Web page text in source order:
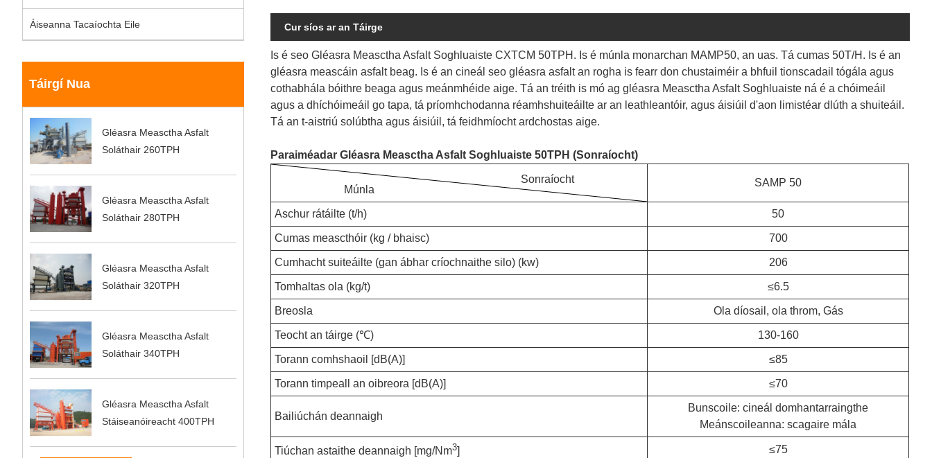
Áiseanna Tacaíochta Eile
Táirgí Nua
Gléasra Measctha Asfalt
Soláthair 260TPH
Gléasra Measctha Asfalt
Soláthair 280TPH
Gléasra Measctha Asfalt
Soláthair 320TPH
Gléasra Measctha Asfalt
Soláthair 340TPH
Gléasra Measctha Asfalt
Stáiseanóireacht 400TPH
Cur síos ar an Táirge
Is é seo Gléasra Measctha Asfalt Soghluaiste CXTCM 50TPH. Is é múnla monarchan MAMP50, an uas. Tá cumas 50T/H. Is é an
gléasra meascáin asfalt beag. Is é an cineál seo gléasra asfalt an rogha is fearr don chustaiméir a bhfuil tionscadail tógála agus
cothabhála bóithre beaga agus meánmhéide aige. Tá an tréith is mó ag gléasra Measctha Asfalt Soghluaiste ná é a chóimeáil
agus a dhíchóimeáil go tapa, tá príomhchodanna réamhshuiteáilte ar an leathleantóir, agus áisiúil d'aon limistéar dlúth a shuiteáil.
Tá an t-aistriú solúbtha agus áisiúil, tá feidhmíocht ardchostas aige.
Paraiméadar Gléasra Measctha Asfalt Soghluaiste 50TPH (Sonraíocht)
Múnla
Sonraíocht SAMP 50
Aschur rátáilte (t/h) 50
Cumas meascthóir (kg / bhaisc) 700
Cumhacht suiteáilte (gan ábhar críochnaithe silo) (kw) 206
Tomhaltas ola (kg/t) ≤6.5
Breosla Ola díosail, ola throm, Gás
Teocht an táirge (℃) 130-160
Torann comhshaoil ​​[dB(A)] ≤85
Torann timpeall an oibreora [dB(A)] ≤70
Bailiúchán deannaigh
Bunscoile: cineál domhantarraingthe
Meánscoileanna: scagaire mála
Tiúchan astaithe deannaigh [mg/Nm3
≤75